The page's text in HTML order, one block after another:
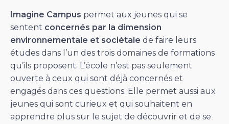
Imagine Campus permet aux jeunes qui se
sentent concernés par la dimension
environnementale et sociétale de faire leurs
études dans l’un des trois domaines de formations
qu’ils proposent. L’école n’est pas seulement
ouverte à ceux qui sont déjà concernés et
engagés dans ces questions. Elle permet aussi aux
jeunes qui sont curieux et qui souhaitent en
apprendre plus sur le sujet de découvrir et de se